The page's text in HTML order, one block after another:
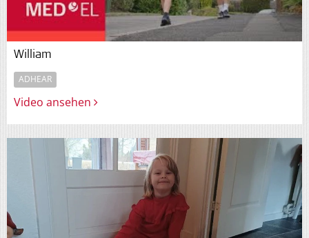
William
ADHEAR
Video ansehen